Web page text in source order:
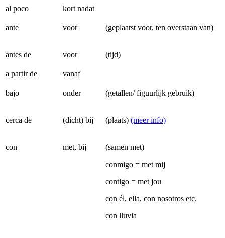
al poco kort nadat
ante voor (geplaatst voor, ten overstaan van)
antes de voor (tijd)
a partir de vanaf
bajo onder (getallen/ figuurlijk gebruik)
cerca de (dicht) bij (plaats) (meer info)
con met, bij
(samen met)
conmigo = met mij
contigo = met jou
con él, ella, con nosotros etc.
con lluvia